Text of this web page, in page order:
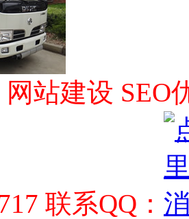
网站建设 SEO
联系QQ：